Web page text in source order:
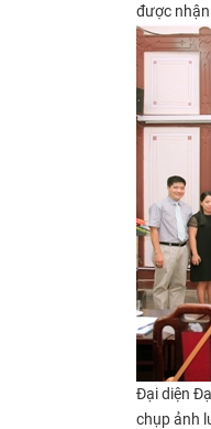
được
Đại diện
chụp ảnh